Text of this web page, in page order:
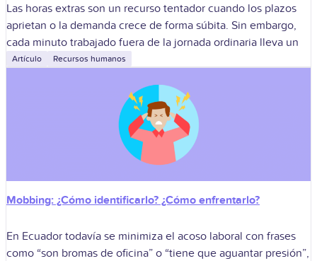
Las horas extras son un recurso tentador cuando los plazos
aprietan o la demanda crece de forma súbita. Sin embargo,
cada minuto trabajado fuera de la jornada ordinaria lleva un
Artículo Recursos humanos
Mobbing: ¿Cómo identificarlo? ¿Cómo enfrentarlo?
En Ecuador todavía se minimiza el acoso laboral con frases
como “son bromas de oficina” o “tiene que aguantar presión”,